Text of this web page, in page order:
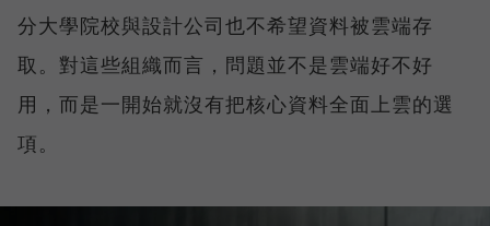
分大學院校與設計公司也不希望資料被雲端存
取。對這些組織而言，問題並不是雲端好不好
用，而是一開始就沒有把核心資料全面上雲的選
項。